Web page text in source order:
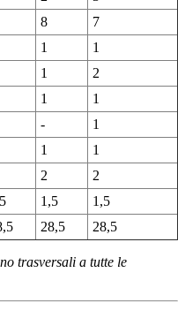
8
7
1
1
1
2
1
1
-
1
1
1
2
2
1,5
1,5
28,5 28,5
trasversali a tutte le